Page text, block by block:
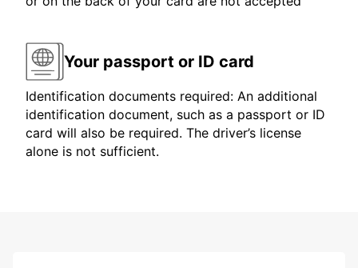
Your passport or ID card
Identification documents required: An additional
identification document, such as a passport or ID
card will also be required. The driver’s license
alone is not sufficient.